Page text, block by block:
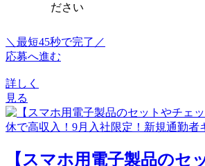
ださい
＼最短45秒で完了／
応募へ進む
詳しく
見る
【スマホ用電子製品のセ